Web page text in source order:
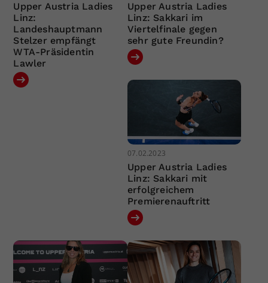
Upper Austria Ladies
Linz:
Landeshauptmann
Stelzer empfängt
WTA-Präsidentin
Lawler
Upper Austria Ladies
Linz: Sakkari im
Viertelfinale gegen
sehr gute Freundin?
07.02.2023
Upper Austria Ladies
Linz: Sakkari mit
erfolgreichem
Premierenauftritt